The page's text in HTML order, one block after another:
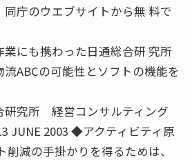
庁のウエブサイトから無 料で
にも携わった日通総合研 究所
ABCの可能性とソフトの機能を
究所 経営コンサルティング
JUNE 2003 ◆アクティビティ原
減の手掛かりを得るためは、